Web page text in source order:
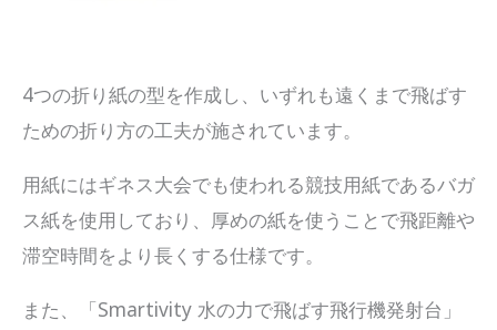
4つの折り紙の型を作成し、いずれも遠くまで飛ばす
ための折り方の工夫が施されています。
用紙にはギネス大会でも使われる競技用紙であるバガ
ス紙を使用しており、厚めの紙を使うことで飛距離や
滞空時間をより長くする仕様です。
また、「Smartivity 水の力で飛ばす飛行機発射台」